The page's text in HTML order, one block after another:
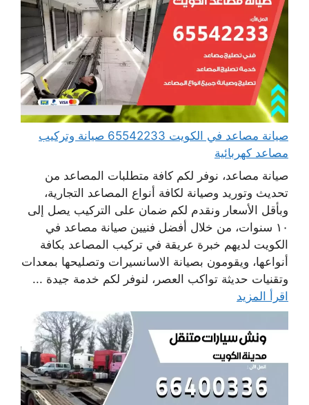
صيانة مصاعد في الكويت 65542233 صيانة وتركيب
مصاعد كهربائية
صيانة مصاعد، نوفر لكم كافة متطلبات المصاعد من
تحديث وتوريد وصيانة لكافة أنواع المصاعد التجارية،
وبأقل الأسعار ونقدم لكم ضمان على التركيب يصل إلى
١٠ سنوات، من خلال أفضل فنيين صيانة مصاعد في
الكويت لديهم خبرة عريقة في تركيب المصاعد بكافة
أنواعها، ويقومون بصيانة الاسانسيرات وتصليحها بمعدات
وتقنيات حديثة تواكب العصر، لنوفر لكم خدمة جيدة ...
اقرأ المزيد